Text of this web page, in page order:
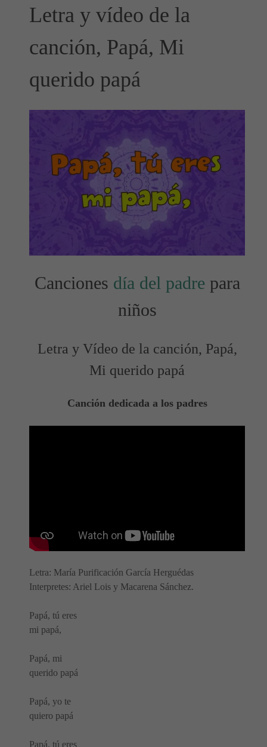
Letra y vídeo de la
canción, Papá, Mi
querido papá
Canciones día del padre para
niños
Letra y Vídeo de la canción, Papá,
Mi querido papá
Canción dedicada a los padres
Letra: María Purificación García Herguédas
Interpretes: Ariel Lois y Macarena Sánchez.
Papá, tú eres
mi papá,
Papá, mi
querido papá
Papá, yo te
quiero papá
Papá, tú eres